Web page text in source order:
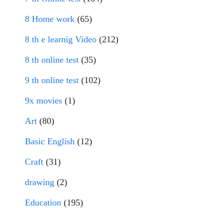
8 Home work (65)
8 th e learnig Video (212)
8 th online test (35)
9 th online test (102)
9x movies (1)
Art (80)
Basic English (12)
Craft (31)
drawing (2)
Education (195)